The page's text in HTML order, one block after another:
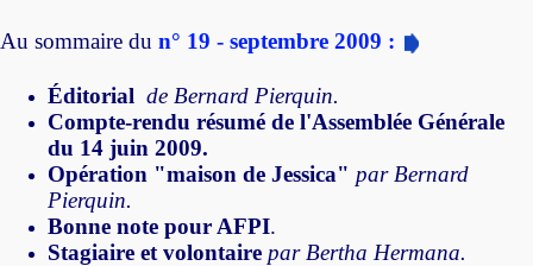
Au sommaire du n° 19 - septembre 2009 :
Éditorial de Bernard Pierquin.
Compte-rendu résumé de l'Assemblée Générale
du 14 juin 2009.
Opération "maison de Jessica" par Bernard
Pierquin.
Bonne note pour AFPI.
Stagiaire et volontaire par Bertha Hermana.